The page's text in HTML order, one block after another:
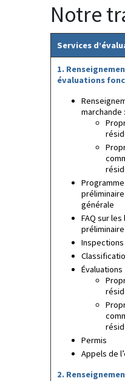
Notre
Services
1.
évaluations
marchande :
Programme
générale
FAQ sur
préliminaire
Évaluations
Permis
Appels de
2.